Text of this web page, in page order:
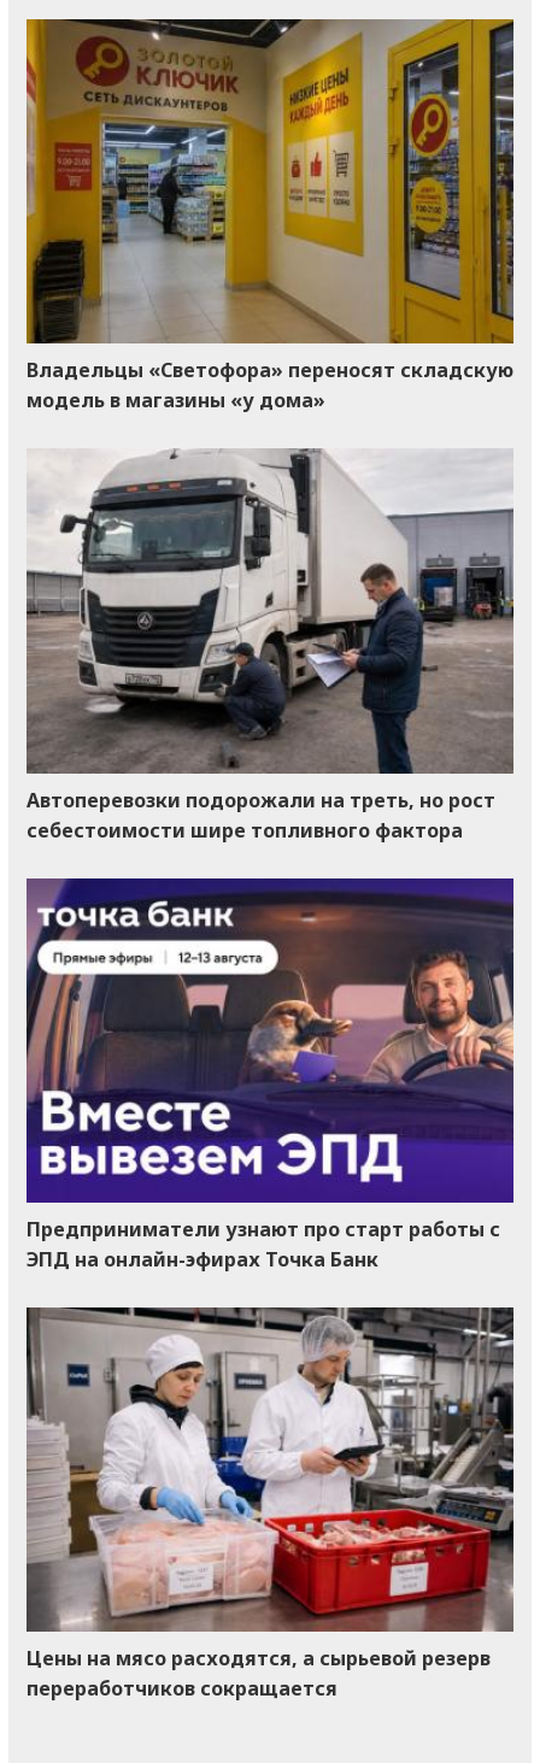
Владельцы «Светофора» переносят складскую
модель в магазины «у дома»
Автоперевозки подорожали на треть, но рост
себестоимости шире топливного фактора
Предприниматели узнают про старт работы с
ЭПД на онлайн-эфирах Точка Банк
Цены на мясо расходятся, а сырьевой резерв
переработчиков сокращается